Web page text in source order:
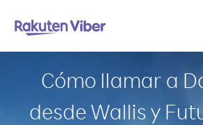
Cómo llamar a
desde Wallis y